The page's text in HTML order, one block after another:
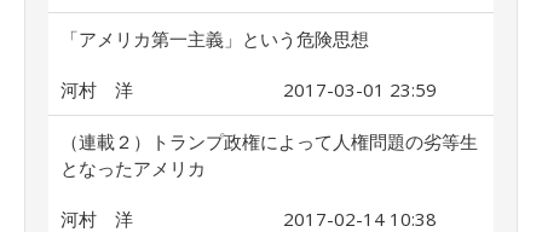
「アメリカ第一主義」という危険思想
河村 洋 2017-03-01 23:59
（連載２）トランプ政権によって人権問題の劣等生
となったアメリカ
河村 洋 2017-02-14 10:38